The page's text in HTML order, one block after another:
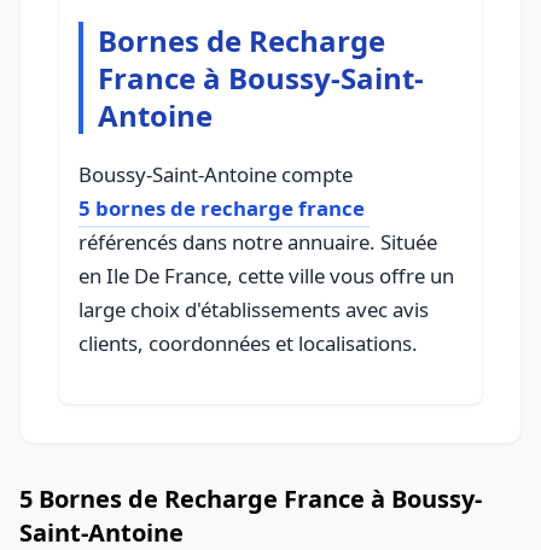
Bornes de Recharge
France à Boussy-Saint-
Antoine
Boussy-Saint-Antoine compte
5 bornes de recharge france
référencés dans notre annuaire. Située
en Ile De France, cette ville vous offre un
large choix d'établissements avec avis
clients, coordonnées et localisations.
5 Bornes de Recharge France à Boussy-
Saint-Antoine